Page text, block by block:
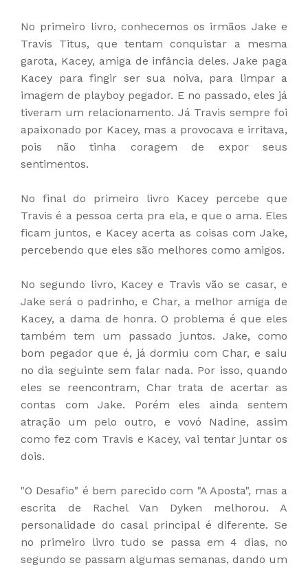
No primeiro livro, conhecemos os irmãos Jake e
Travis Titus, que tentam conquistar a mesma
garota, Kacey, amiga de infância deles. Jake paga
Kacey para fingir ser sua noiva, para limpar a
imagem de playboy pegador. E no passado, eles já
tiveram um relacionamento. Já Travis sempre foi
apaixonado por Kacey, mas a provocava e irritava,
pois não tinha coragem de expor seus
sentimentos.
No final do primeiro livro Kacey percebe que
Travis é a pessoa certa pra ela, e que o ama. Eles
ficam juntos, e Kacey acerta as coisas com Jake,
percebendo que eles são melhores como amigos.
No segundo livro, Kacey e Travis vão se casar, e
Jake será o padrinho, e Char, a melhor amiga de
Kacey, a dama de honra. O problema é que eles
também tem um passado juntos. Jake, como
bom pegador que é, já dormiu com Char, e saiu
no dia seguinte sem falar nada. Por isso, quando
eles se reencontram, Char trata de acertar as
contas com Jake. Porém eles ainda sentem
atração um pelo outro, e vovó Nadine, assim
como fez com Travis e Kacey, vai tentar juntar os
dois.
"O Desafio" é bem parecido com "A Aposta", mas a
escrita de Rachel Van Dyken melhorou. A
personalidade do casal principal é diferente. Se
no primeiro livro tudo se passa em 4 dias, no
segundo se passam algumas semanas, dando um